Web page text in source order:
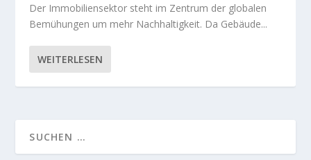
Der Immobiliensektor steht im Zentrum der globalen
Bemühungen um mehr Nachhaltigkeit. Da Gebäude...
WEITERLESEN